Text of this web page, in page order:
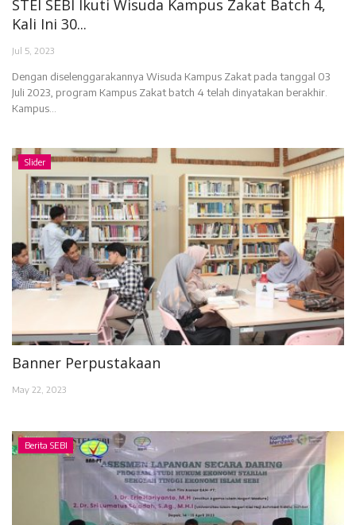
STEI SEBI Ikuti Wisuda Kampus Zakat Batch 4,
Kali Ini 30...
Jul 5, 2023
Dengan diselenggarakannya Wisuda Kampus Zakat pada tanggal 03
Juli 2023, program Kampus Zakat batch 4 telah dinyatakan berakhir.
Kampus...
Slider
Banner Perpustakaan
May 22, 2023
Berita SEBI